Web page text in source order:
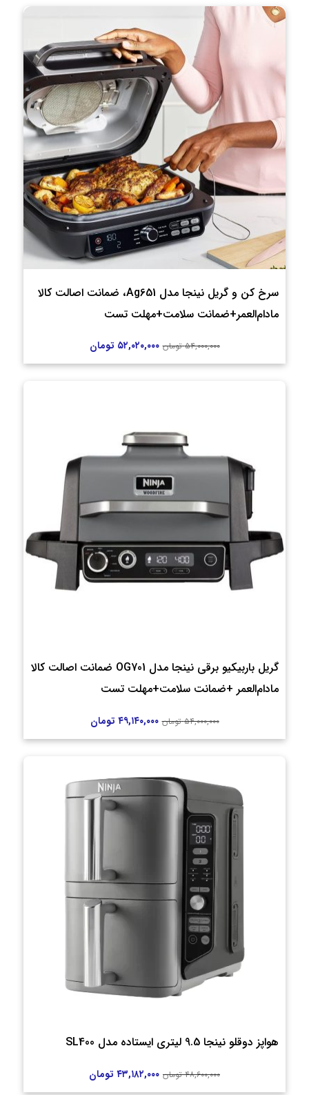
سرخ کن و گریل نینجا مدل Ag651، ضمانت اصالت کالا
مادام‌العمر+ضمانت سلامت+مهلت تست
۵۴,۰۰۰,۰۰۰ تومان ۵۲,۰۲۰,۰۰۰ تومان
گریل باربیکیو برقی نینجا مدل OG701 ضمانت اصالت کالا
مادام‌العمر +ضمانت سلامت+مهلت تست
۵۴,۰۰۰,۰۰۰ تومان ۴۹,۱۴۰,۰۰۰ تومان
هواپز دوقلو نینجا 9.5 لیتری ایستاده مدل SL400
۴۸,۶۰۰,۰۰۰ تومان ۴۳,۱۸۲,۰۰۰ تومان